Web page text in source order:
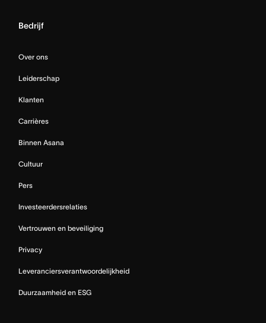
Bedrijf
Over ons
Leiderschap
Klanten
Carrières
Binnen Asana
Cultuur
Pers
Investeerdersrelaties
Vertrouwen en beveiliging
Privacy
Leveranciersverantwoordelijkheid
Duurzaamheid en ESG